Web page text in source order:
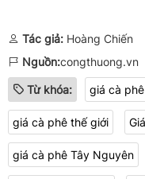
Tác giả: Hoàng Chiến
Nguồn:congthuong.vn
Từ khóa: giá cà
giá cà phê thế giới
giá cà phê Tây Nguyên